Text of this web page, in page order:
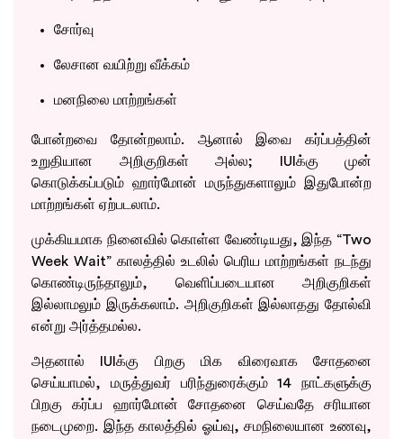
சோர்வு
லேசான வயிற்று வீக்கம்
மனநிலை மாற்றங்கள்
போன்றவை தோன்றலாம். ஆனால் இவை கர்ப்பத்தின்
உறுதியான அறிகுறிகள் அல்ல; IUIக்கு முன்
கொடுக்கப்படும் ஹார்மோன் மருந்துகளாலும் இதுபோன்ற
மாற்றங்கள் ஏற்படலாம்.
முக்கியமாக நினைவில் கொள்ள வேண்டியது, இந்த “Two
Week Wait” காலத்தில் உடலில் பெரிய மாற்றங்கள் நடந்து
கொண்டிருந்தாலும், வெளிப்படையான அறிகுறிகள்
இல்லாமலும் இருக்கலாம். அறிகுறிகள் இல்லாதது தோல்வி
என்று அர்த்தமல்ல.
அதனால் IUIக்கு பிறகு மிக விரைவாக சோதனை
செய்யாமல், மருத்துவர் பரிந்துரைக்கும் 14 நாட்களுக்கு
பிறகு கர்ப்ப ஹார்மோன் சோதனை செய்வதே சரியான
நடைமுறை. இந்த காலத்தில் ஓய்வு, சமநிலையான உணவு,